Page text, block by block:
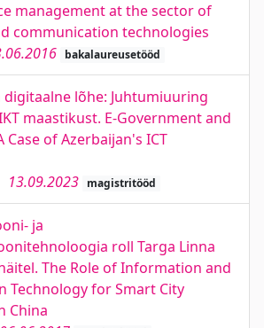
management at the sector of
communication technologies
bakalaureusetööd
digitaalne lõhe: Juhtumiuuring
maastikust. E-Government and
Case of Azerbaijan's ICT
13.09.2023 magistritööd
ja
roll Targa Linna
The Role of Information and
Technology for Smart City
China